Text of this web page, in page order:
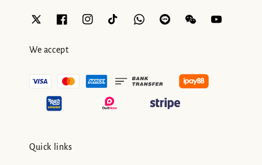
We accept
Quick links